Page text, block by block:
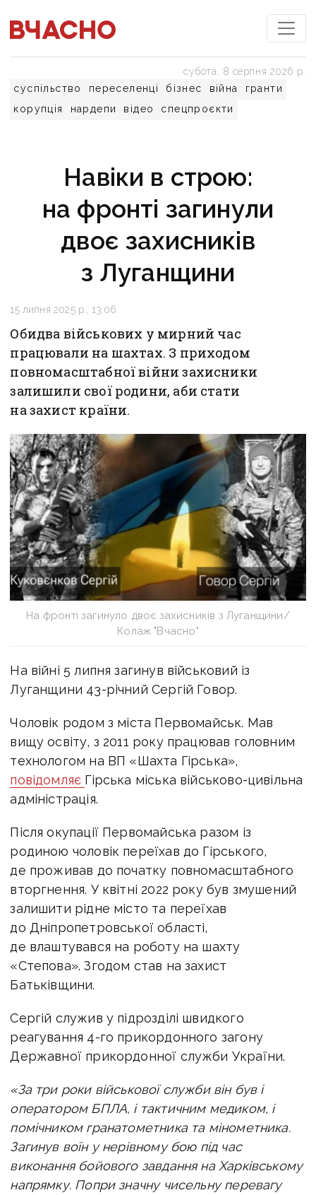
суспільство переселенці бізнес війна
гранти
корупція
нардепи відео спецпроєкти
субота, 8 серпня 2026 р.
Навіки в строю:
на фронті загинули
двоє захисників
з Луганщини
15 липня 2025 р., 13:06
Обидва військових у мирний час
працювали на шахтах. З приходом
повномасштабної війни захисники
залишили свої родини, аби стати
на захист країни.
На фронті загинуло двоє захисників з Луганщини/
Колаж "Вчасно"
На війні 5 липня загинув військовий із
Луганщини 43-річний Сергій Говор.
Чоловік родом з міста Первомайськ. Мав
вищу освіту, з 2011 року працював головним
технологом на ВП «Шахта Гірська»,
повідомляє Гірська міська військово-цивільна
адміністрація.
Після окупації Первомайська разом із
родиною чоловік переїхав до Гірського,
де проживав до початку повномасштабного
вторгнення. У квітні 2022 року був змушений
залишити рідне місто та переїхав
до Дніпропетровської області,
де влаштувався на роботу на шахту
«Степова». Згодом став на захист
Батьківщини.
Сергій служив у підрозділі швидкого
реагування 4-го прикордонного загону
Державної прикордонної служби України.
«За три роки військової служби він був і
оператором БПЛА, і тактичним медиком, і
помічником гранатометника та мінометника.
Загинув воїн у нерівному бою під час
виконання бойового завдання на Харківському
напрямку. Попри значну чисельну перевагу